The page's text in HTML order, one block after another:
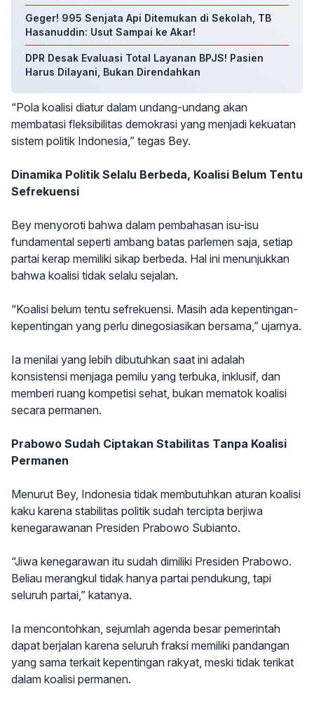
Geger! 995 Senjata Api Ditemukan di Sekolah, TB
Hasanuddin: Usut Sampai ke Akar!
DPR Desak Evaluasi Total Layanan BPJS! Pasien
Harus Dilayani, Bukan Direndahkan
“Pola koalisi diatur dalam undang-undang akan
membatasi fleksibilitas demokrasi yang menjadi kekuatan
sistem politik Indonesia,” tegas Bey.
Dinamika Politik Selalu Berbeda, Koalisi Belum Tentu
Sefrekuensi
Bey menyoroti bahwa dalam pembahasan isu-isu
fundamental seperti ambang batas parlemen saja, setiap
partai kerap memiliki sikap berbeda. Hal ini menunjukkan
bahwa koalisi tidak selalu sejalan.
“Koalisi belum tentu sefrekuensi. Masih ada kepentingan-
kepentingan yang perlu dinegosiasikan bersama,” ujarnya.
Ia menilai yang lebih dibutuhkan saat ini adalah
konsistensi menjaga pemilu yang terbuka, inklusif, dan
memberi ruang kompetisi sehat, bukan mematok koalisi
secara permanen.
Prabowo Sudah Ciptakan Stabilitas Tanpa Koalisi
Permanen
Menurut Bey, Indonesia tidak membutuhkan aturan koalisi
kaku karena stabilitas politik sudah tercipta berjiwa
kenegarawanan Presiden Prabowo Subianto.
“Jiwa kenegarawan itu sudah dimiliki Presiden Prabowo.
Beliau merangkul tidak hanya partai pendukung, tapi
seluruh partai,” katanya.
Ia mencontohkan, sejumlah agenda besar pemerintah
dapat berjalan karena seluruh fraksi memiliki pandangan
yang sama terkait kepentingan rakyat, meski tidak terikat
dalam koalisi permanen.